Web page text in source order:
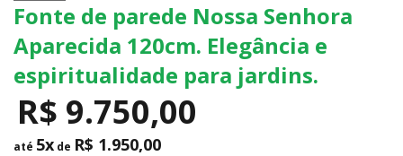
Fonte de parede Nossa Senhora
Aparecida 120cm. Elegância e
espiritualidade para jardins.
R$ 9.750,00
até 5x de R$ 1.950,00